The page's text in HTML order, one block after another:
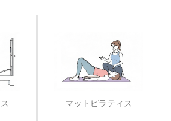
マットピラティス